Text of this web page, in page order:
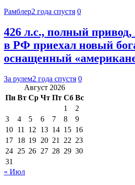
Рамблер2 года спустя 0
426 л.с., полный
в РФ приехал новый
оснащенный
За рулем2 года спустя 0
Август 2026
Пн Вт Ср Чт Пт Сб Вс
1
2
3
4 5 6 7 8
9
10 11 12 13 14 15 16
17 18 19 20 21 22 23
24 25 26 27 28 29 30
31
« Июл